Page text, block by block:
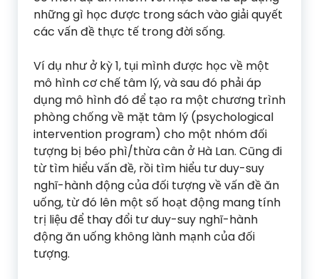
những gì học được trong sách vào giải quyết
các vấn đề thực tế trong đời sống.
Ví dụ như ở kỳ 1, tụi mình được học về một
mô hình cơ chế tâm lý, và sau đó phải áp
dụng mô hình đó để tạo ra một chương trình
phòng chống về mặt tâm lý (psychological
intervention program) cho một nhóm đối
tượng bị béo phì/thừa cân ở Hà Lan. Cũng đi
từ tìm hiểu vấn đề, rồi tìm hiểu tư duy-suy
nghĩ-hành động của đối tượng về vấn đề ăn
uống, từ đó lên một số hoạt động mang tính
trị liệu để thay đổi tư duy-suy nghĩ-hành
động ăn uống không lành mạnh của đối
tượng.